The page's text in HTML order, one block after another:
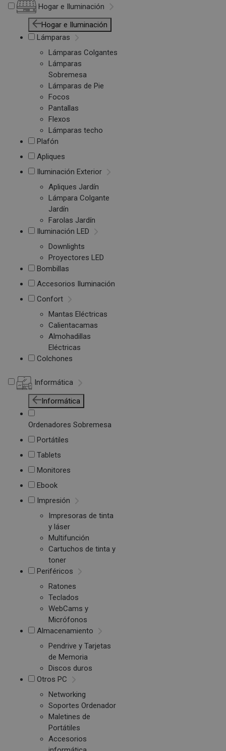
Hogar e Iluminación
Hogar e Iluminación
Lámparas
Lámparas Colgantes
Lámparas
Sobremesa
Lámparas de Pie
Focos
Pantallas
Flexos
Lámparas techo
Plafón
Apliques
Iluminación Exterior
Apliques Jardín
Lámpara Colgante
Jardín
Farolas Jardín
Iluminación LED
Downlights
Proyectores LED
Bombillas
Accesorios Iluminación
Confort
Mantas Eléctricas
Calientacamas
Almohadillas
Eléctricas
Colchones
Informática
Informática
Ordenadores Sobremesa
Portátiles
Tablets
Monitores
Ebook
Impresión
Impresoras de tinta
y láser
Multifunción
Cartuchos de tinta y
toner
Periféricos
Ratones
Teclados
WebCams y
Micrófonos
Almacenamiento
Pendrive y Tarjetas
de Memoria
Discos duros
Otros PC
Networking
Soportes Ordenador
Maletines de
Portátiles
Accesorios